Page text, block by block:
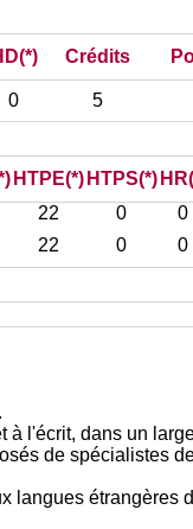
Crédits
0 5
HTPE(*) HTPS(*)
22 0 0
22 0 0
à l'écrit, dans un
de spécialistes
langues étrangères